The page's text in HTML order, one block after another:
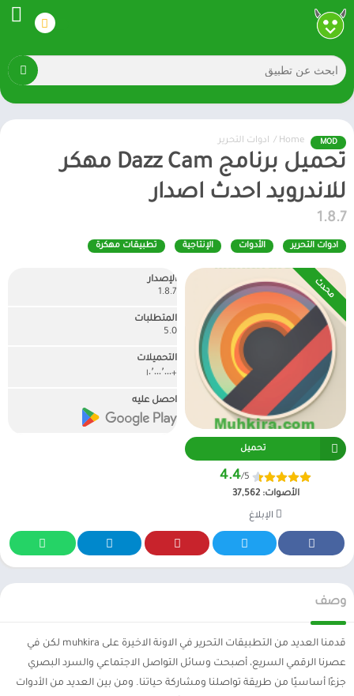
MOD
Home
/ ادوات التحرير
تحميل برنامج Dazz Cam مهكر
للاندرويد احدث اصدار
1.8.7
ادوات التحرير الأدوات الإنتاجية تطبيقات مهكرة
محدث
تحميل
4.4/5
الأصوات:37,562
الإبلاغ
الإصدار
1.8.7
المتطلبات
5.0
التحميلات
+١٠٬٠٠٠٬٠٠٠
احصل عليه
وصف
قدمنا العديد من التطبيقات التحرير في الاونة الاخيرة على muhkira لكن في
عصرنا الرقمي السريع، أصبحت وسائل التواصل الاجتماعي والسرد البصري
جزءًا أساسيًا من طريقة تواصلنا ومشاركة حياتنا. ومن بين العديد من الأدوات